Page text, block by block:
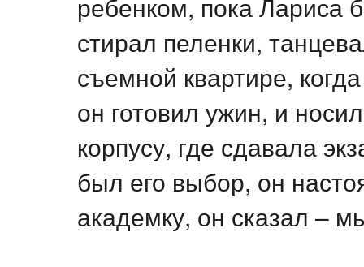
стирал пеленки,
съемной квартире,
он готовил ужин, и
корпусу, где сдавала
был его выбор, он
академку, он сказал –